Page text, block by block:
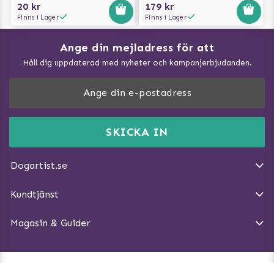
20 kr
Finns i Lager
179 kr
Finns i Lager
Ange din mejladress för att
Håll dig uppdaterad med nyheter och kampanjerbjudanden.
SKICKA IN
Dogartist.se
DogArtist.se drivs av:
E-post:info@dogartist.se
Kundtjänst
Ångra Köp
Magasin & Guider
Vad kan hundar äta?
Träna Nose Work hemma
Så gör du promenaden roligare
Hundbäddar